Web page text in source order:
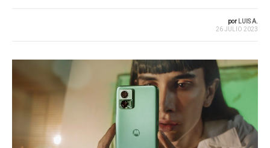
por LUIS A.
26 JULIO 2023